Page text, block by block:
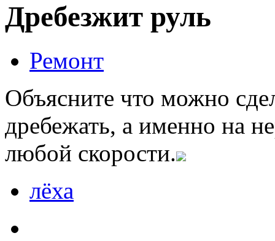
Дребезжит руль
Ремонт
Объясните что можно
дребежать, а именно на
любой скорости.
лёха